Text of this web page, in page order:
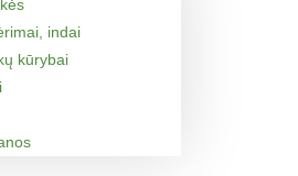
indai
kūrybai